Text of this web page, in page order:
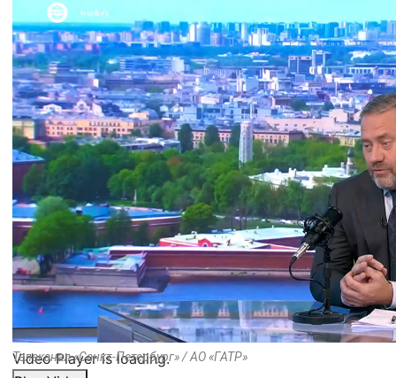
Video Player is loading.
Телеканал «Санкт-Петербург» / АО «ГАТР»